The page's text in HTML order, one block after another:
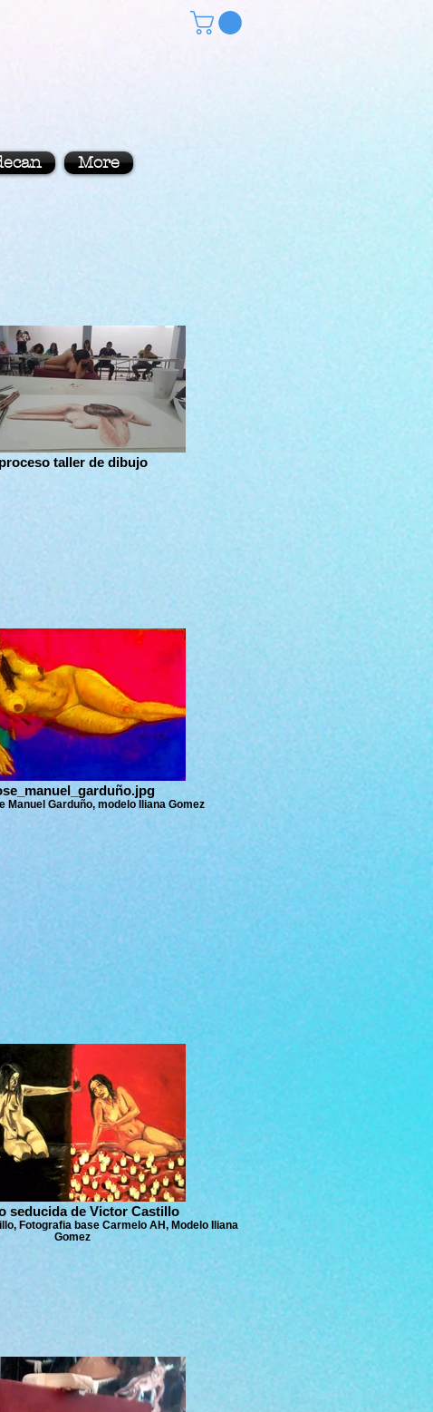
More
proceso taller de dibujo
Manuel Garduño, modelo Iliana Gomez
seducida de Victor Castillo
Fotografia base Carmelo AH, Modelo Iliana
Gomez